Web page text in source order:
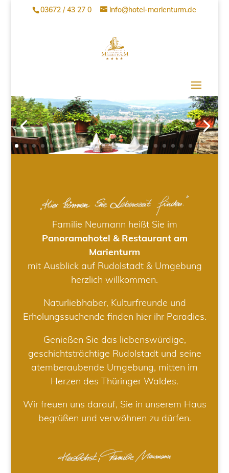
03672 / 43 27 0 info@hotel-marienturm.de
Familie Neumann heißt Sie im
Panoramahotel & Restaurant am
Marienturm
mit Ausblick auf Rudolstadt & Umgebung
herzlich willkommen.
Naturliebhaber, Kulturfreunde und
Erholungssuchende finden hier ihr Paradies.
Genießen Sie das liebenswürdige,
geschichtsträchtige Rudolstadt und seine
atemberaubende Umgebung, mitten im
Herzen des Thüringer Waldes.
Wir freuen uns darauf, Sie in unserem Haus
begrüßen und verwöhnen zu dürfen.